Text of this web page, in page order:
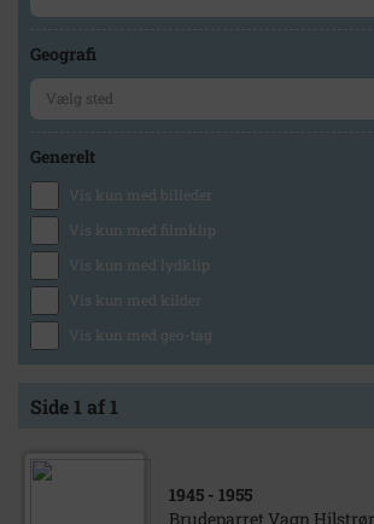
Geografi
Generelt
Vis kun med billeder
Vis kun med filmklip
Vis kun med lydklip
Vis kun med kilder
Vis kun med geo-tag
Side 1 af 1
1945 - 1955
Brudeparret Vagn